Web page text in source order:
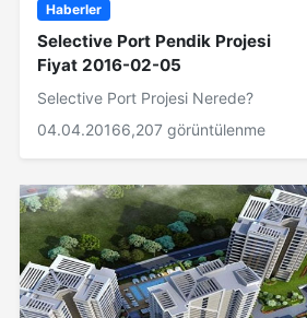
Haberler
Selective Port Pendik Projesi
Fiyat 2016-02-05
Selective Port Projesi Nerede?
04.04.20166,207 görüntülenme